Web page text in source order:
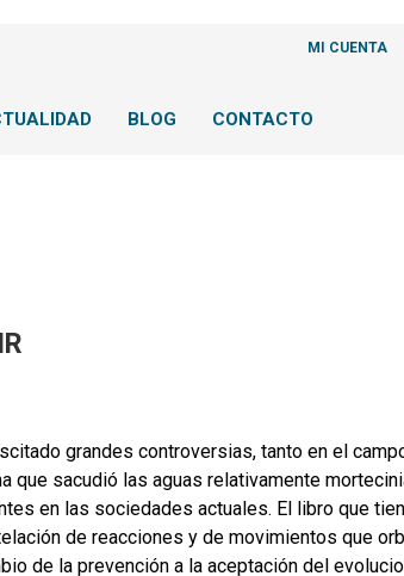
MI CUENTA
BLOG CONTACTO
grandes controversias, tanto en el
que sacudió las aguas relativamente
en las sociedades actuales. El libro que
de reacciones y de movimientos que
de la prevención a la aceptación del